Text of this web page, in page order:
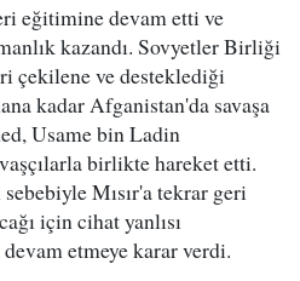
eğitimine devam etti ve
kazandı. Sovyetler Birliği
çekilene ve desteklediği
kadar Afganistan'da savaşa
Usame bin Ladin
birlikte hareket etti.
Mısır'a tekrar geri
için cihat yanlısı
etmeye karar verdi.